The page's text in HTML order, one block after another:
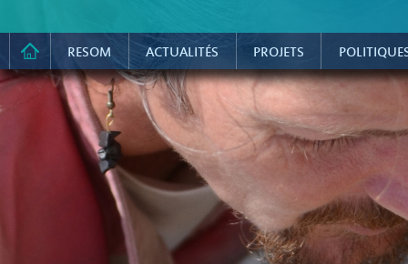
RESOM ACTUALITÉS PROJETS